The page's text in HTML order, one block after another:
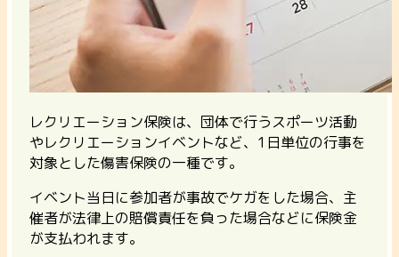
レクリエーション保険は、団体で行うスポーツ活動
やレクリエーションイベントなど、1日単位の行事を
対象とした傷害保険の一種です。
イベント当日に参加者が事故でケガをした場合、主
催者が法律上の賠償責任を負った場合などに保険金
が支払われます。